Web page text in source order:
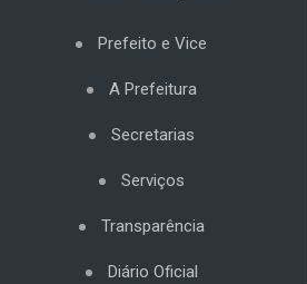
Prefeito e Vice
A Prefeitura
Secretarias
Serviços
Transparência
Diário Oficial